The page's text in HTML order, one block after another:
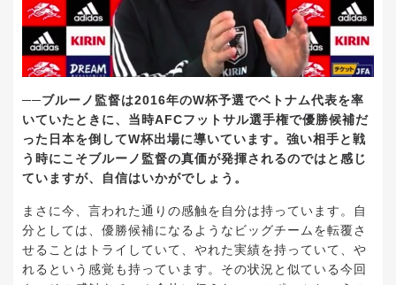
──ブルーノ監督は2016年のW杯予選でベトナム代表を率
いていたときに、当時AFCフットサル選手権で優勝候補だ
った日本を倒してW杯出場に導いています。強い相手と戦
う時にこそブルーノ監督の真価が発揮されるのではと感じ
ていますが、自信はいかがでしょう。
まさに今、言われた通りの感触を自分は持っています。自
分としては、優勝候補になるようなビッグチームを転覆さ
せることはトライしていて、やれた実績を持っていて、や
れるという感覚も持っています。その状況と似ている今回